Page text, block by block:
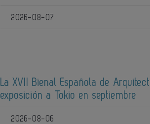
2026-08-07
La XVII Bienal Española de
exposición a Tokio en septiembre
2026-08-06